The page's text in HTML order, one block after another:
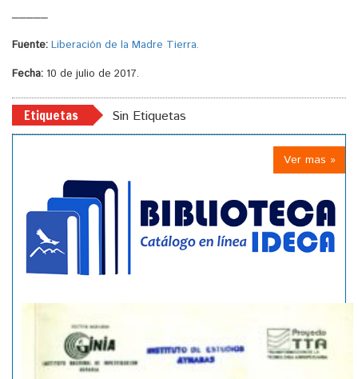
Fuente: Liberación de la Madre Tierra.
Fecha: 10 de julio de 2017.
Etiquetas Sin Etiquetas
Ver mas »